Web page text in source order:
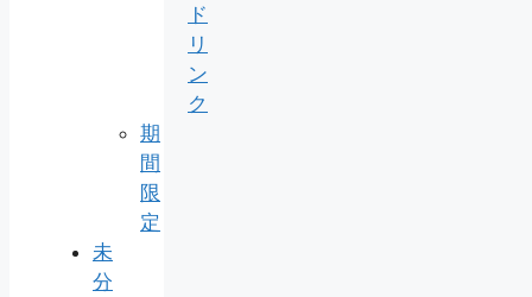
ド
リ
ン
ク
期
間
限
定
未
分